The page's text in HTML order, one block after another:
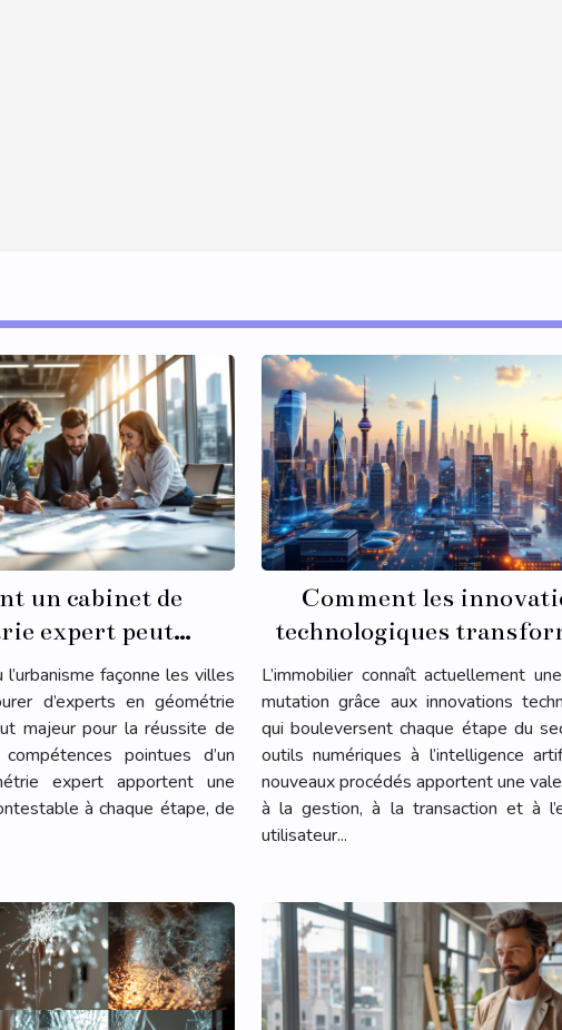
un cabinet de
expert peut
votre projet
?
façonne les villes
d’experts en géométrie
majeur pour la réussite de
pointues d’un
expert apportent une
à chaque étape, de
Comment les
technologiques
elles l'immobilier ?
L’immobilier connaît actuellement
mutation grâce aux innovations
qui bouleversent chaque étape du
outils numériques à l’intelligence
nouveaux procédés apportent une
à la gestion, à la transaction et à
utilisateur...